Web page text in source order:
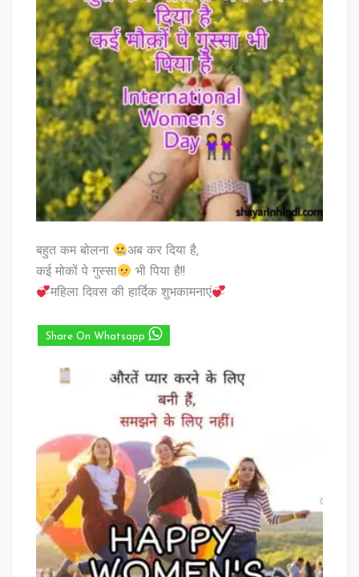
बहुत कम बोलना
अब कर दिया है,
कई मोकों पे गुस्सा
भी पिया है!!
महिला दिवस की हार्दिक शुभकामनाएं
Share On Whatsapp